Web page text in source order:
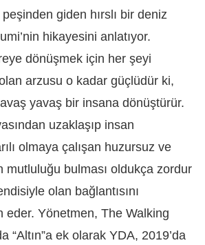
giden hırslı bir deniz
hikayesini anlatıyor.
dönüşmek için her şeyi
arzusu o kadar güçlüdür ki,
yavaş bir insana dönüştürür.
uzaklaşıp insan
olmaya çalışan huzursuz ve
mutluluğu bulması oldukça zordur
olan bağlantısını
eder. Yönetmen, The Walking
“Altın”a ek olarak YDA, 2019’da